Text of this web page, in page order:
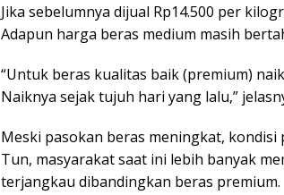
Jika sebelumnya dijual Rp14.500 per
Adapun harga beras medium masih
“Untuk beras kualitas baik (premium)
Naiknya sejak tujuh hari yang lalu,”
Meski pasokan beras meningkat,
Tun, masyarakat saat ini lebih banyak
terjangkau dibandingkan beras premium.